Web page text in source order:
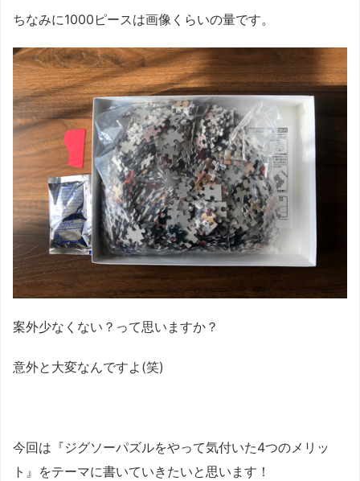
ちなみに1000ピースは画像くらいの量です。
案外少なくない？って思いますか？
意外と大変なんですよ(笑)
今回は『ジグソーパズルをやって気付いた4つのメリッ
ト』をテーマに書いていきたいと思います！